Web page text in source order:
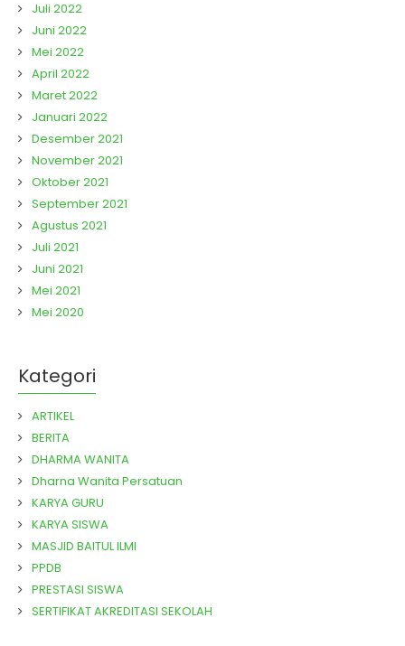
Juli 2022
Juni 2022
Mei 2022
April 2022
Maret 2022
Januari 2022
Desember 2021
November 2021
Oktober 2021
September 2021
Agustus 2021
Juli 2021
Juni 2021
Mei 2021
Mei 2020
Kategori
ARTIKEL
BERITA
DHARMA WANITA
Dharna Wanita Persatuan
KARYA GURU
KARYA SISWA
MASJID BAITUL ILMI
PPDB
PRESTASI SISWA
SERTIFIKAT AKREDITASI SEKOLAH